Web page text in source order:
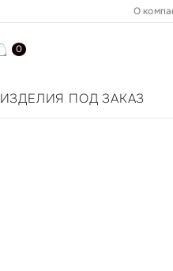
О
0
ИЗДЕЛИЯ ПОД ЗАКАЗ